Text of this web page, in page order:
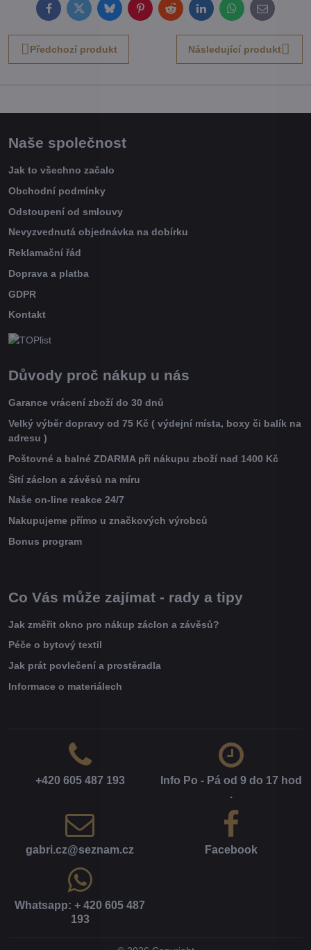
FacebookTwitterBlueskyPinterestRedditLinkedInWhatsApp
E-
mail
Předchozí produkt Následující produkt
Naše společnost
Jak to všechno začalo
Obchodní podmínky
Odstoupení od smlouvy
Nevyzvednutá objednávka na dobírku
Reklamační řád
Doprava a platba
GDPR
Kontakt
Důvody proč nákup u nás
Garance vrácení zboží do 30 dnů
Velký výběr dopravy od 75 Kč ( výdejní místa, boxy či balík na
adresu )
Poštovné a balné ZDARMA při nákupu zboží nad 1400 Kč
Šití záclon a závěsů na míru
Naše on-line reakce 24/7
Nakupujeme přímo u značkových výrobců
Bonus program
Co Vás může zajímat - rady a tipy
Jak změřit okno pro nákup záclon a závěsů?
Péče o bytový textil
Jak prát povlečení a prostěradla
Informace o materiálech
+420 605 487 193
Info Po - Pá od 9 do 17 hod​
.
gabri​.cz​@seznam​.cz Facebook
Whatsapp: + 420 605 487
193